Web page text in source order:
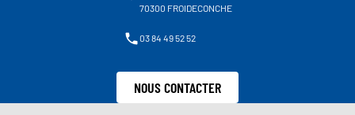
70300 FROIDECONCHE
03 84 49 52 52
NOUS CONTACTER